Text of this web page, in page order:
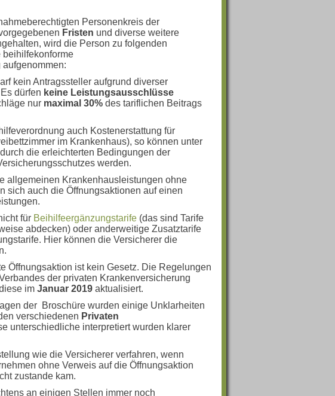
Personenkreis der
Fristen und diverse weitere
wird die Person zu folgenden
kein Antragssteller aufgrund diverser
dürfen keine Leistungsausschlüsse
nur maximal 30% des tariflichen Beitrags
auch Kostenerstattung für
im Krankenhaus), so können unter
die erleichterten Bedingungen der
werden.
allgemeinen Krankenhausleistungen ohne
sich auch die Öffnungsaktionen auf einen
für Beihilfeergänzungstarife (das sind Tarife
abdecken) oder anderweitige Zusatztarife
Hier können die Versicherer die
Öffnungsaktion ist kein Gesetz. Die Regelungen
der privaten Krankenversicherung
im Januar 2019 aktualisiert.
der Broschüre wurden einige Unklarheiten
verschiedenen Privaten
unterschiedliche interpretiert wurden klarer
wie die Versicherer verfahren, wenn
ohne Verweis auf die Öffnungsaktion
zustande kam.
an einigen Stellen immer noch